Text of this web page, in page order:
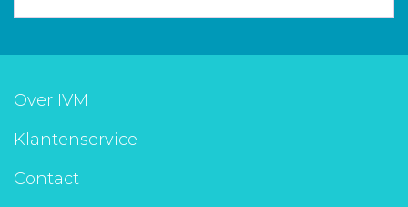
Over IVM
Klantenservice
Contact